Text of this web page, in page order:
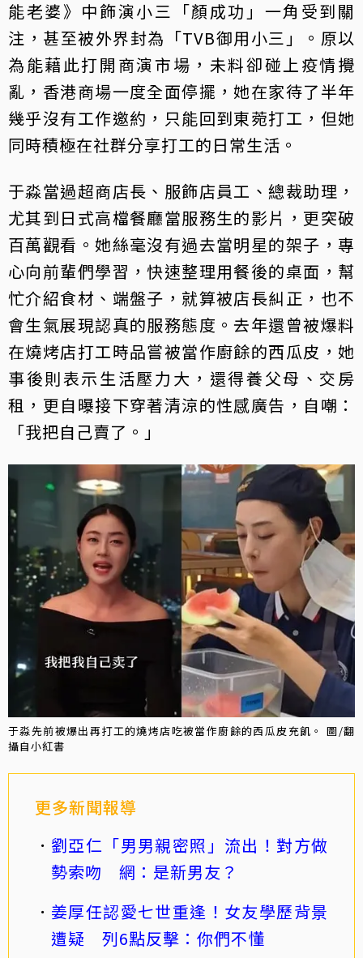
能老婆》中飾演小三「顏成功」一角受到關
注，甚至被外界封為「TVB御用小三」。原以
為能藉此打開商演市場，未料卻碰上疫情攪
亂，香港商場一度全面停擺，她在家待了半年
幾乎沒有工作邀約，只能回到東菀打工，但她
同時積極在社群分享打工的日常生活。
于淼當過超商店長、服飾店員工、總裁助理，
尤其到日式高檔餐廳當服務生的影片，更突破
百萬觀看。她絲毫沒有過去當明星的架子，專
心向前輩們學習，快速整理用餐後的桌面，幫
忙介紹食材、端盤子，就算被店長糾正，也不
會生氣展現認真的服務態度。去年還曾被爆料
在燒烤店打工時品嘗被當作廚餘的西瓜皮，她
事後則表示生活壓力大，還得養父母、交房
租，更自曝接下穿著清涼的性感廣告，自嘲：
「我把自己賣了。」
于淼先前被爆出再打工的燒烤店吃被當作廚餘的西瓜皮充飢。 圖/翻
攝自小紅書
更多新聞報導
劉亞仁「男男親密照」流出！對方做
勢索吻 網：是新男友？
姜厚任認愛七世重逢！女友學歷背景
遭疑 列6點反擊：你們不懂